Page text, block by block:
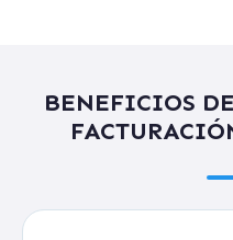
BENEFICIOS